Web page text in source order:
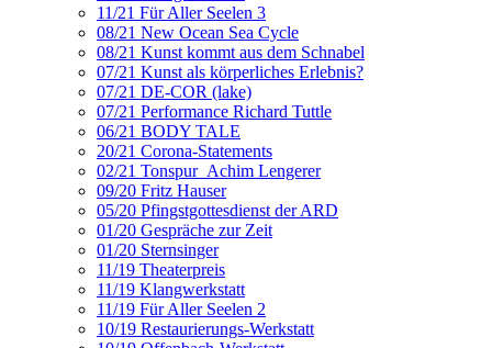
11/21 Für Aller Seelen 3
08/21 New Ocean Sea Cycle
08/21 Kunst kommt aus dem Schnabel
07/21 Kunst als körperliches Erlebnis?
07/21 DE-COR (lake)
07/21 Performance Richard Tuttle
06/21 BODY TALE
20/21 Corona-Statements
02/21 Tonspur_Achim Lengerer
09/20 Fritz Hauser
05/20 Pfingstgottesdienst der ARD
01/20 Gespräche zur Zeit
01/20 Sternsinger
11/19 Theaterpreis
11/19 Klangwerkstatt
11/19 Für Aller Seelen 2
10/19 Restaurierungs-Werkstatt